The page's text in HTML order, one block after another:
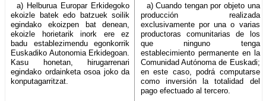
a) Helburua Europar Erkidegoko
ekoizle batek edo batzuek soilik
egindako ekoizpen bat denean,
ekoizle horietarik inork ere ez
badu establezimendu egonkorrik
Euskadiko Autonomia Erkidegoan.
Kasu honetan, hirugarrenari
egindako ordainketa osoa joko da
konputagarritzat.
a) Cuando tengan por objeto una
producción realizada
exclusivamente por una o varias
productoras comunitarias de los
que ninguno tenga
establecimiento permanente en la
Comunidad Autónoma de Euskadi;
en este caso, podrá computarse
como inversión la totalidad del
pago efectuado al tercero.